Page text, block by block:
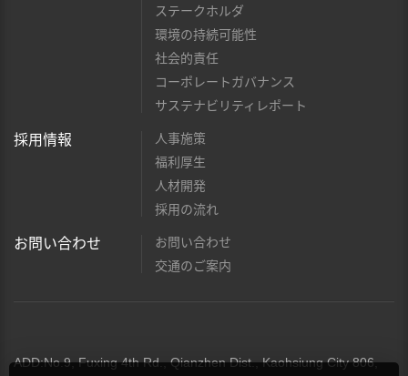
ステークホルダ
環境の持続可能性
社会的責任
コーポレートガバナンス
サステナビリティレポート
採用情報
人事施策
福利厚生
人材開発
採用の流れ
お問い合わせ
お問い合わせ
交通のご案内
ADD:No.9, Fuxing 4th Rd., Qianzhen Dist., Kaohsiung City 806,